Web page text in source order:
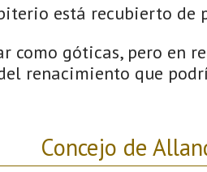
está recubierto de
como góticas, pero en
renacimiento que
Concejo de